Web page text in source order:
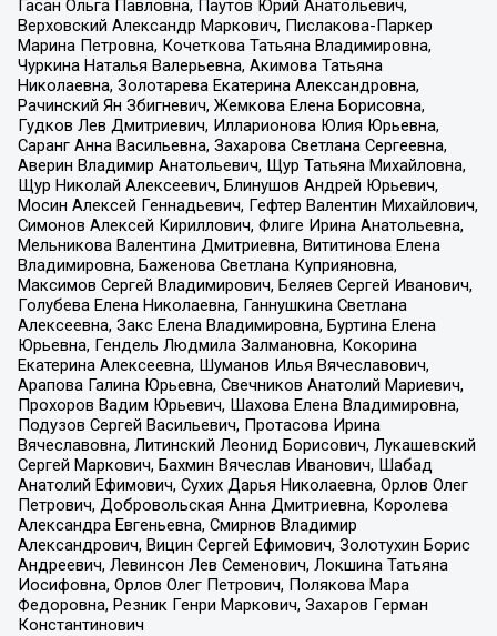
Гасан Ольга Павловна, Паутов Юрий Анатольевич,
Верховский Александр Маркович, Пислакова-Паркер
Марина Петровна, Кочеткова Татьяна Владимировна,
Чуркина Наталья Валерьевна, Акимова Татьяна
Николаевна, Золотарева Екатерина Александровна,
Рачинский Ян Збигневич, Жемкова Елена Борисовна,
Гудков Лев Дмитриевич, Илларионова Юлия Юрьевна,
Саранг Анна Васильевна, Захарова Светлана Сергеевна,
Аверин Владимир Анатольевич, Щур Татьяна Михайловна,
Щур Николай Алексеевич, Блинушов Андрей Юрьевич,
Мосин Алексей Геннадьевич, Гефтер Валентин Михайлович,
Симонов Алексей Кириллович, Флиге Ирина Анатольевна,
Мельникова Валентина Дмитриевна, Вититинова Елена
Владимировна, Баженова Светлана Куприяновна,
Максимов Сергей Владимирович, Беляев Сергей Иванович,
Голубева Елена Николаевна, Ганнушкина Светлана
Алексеевна, Закс Елена Владимировна, Буртина Елена
Юрьевна, Гендель Людмила Залмановна, Кокорина
Екатерина Алексеевна, Шуманов Илья Вячеславович,
Арапова Галина Юрьевна, Свечников Анатолий Мариевич,
Прохоров Вадим Юрьевич, Шахова Елена Владимировна,
Подузов Сергей Васильевич, Протасова Ирина
Вячеславовна, Литинский Леонид Борисович, Лукашевский
Сергей Маркович, Бахмин Вячеслав Иванович, Шабад
Анатолий Ефимович, Сухих Дарья Николаевна, Орлов Олег
Петрович, Добровольская Анна Дмитриевна, Королева
Александра Евгеньевна, Смирнов Владимир
Александрович, Вицин Сергей Ефимович, Золотухин Борис
Андреевич, Левинсон Лев Семенович, Локшина Татьяна
Иосифовна, Орлов Олег Петрович, Полякова Мара
Федоровна, Резник Генри Маркович, Захаров Герман
Константинович